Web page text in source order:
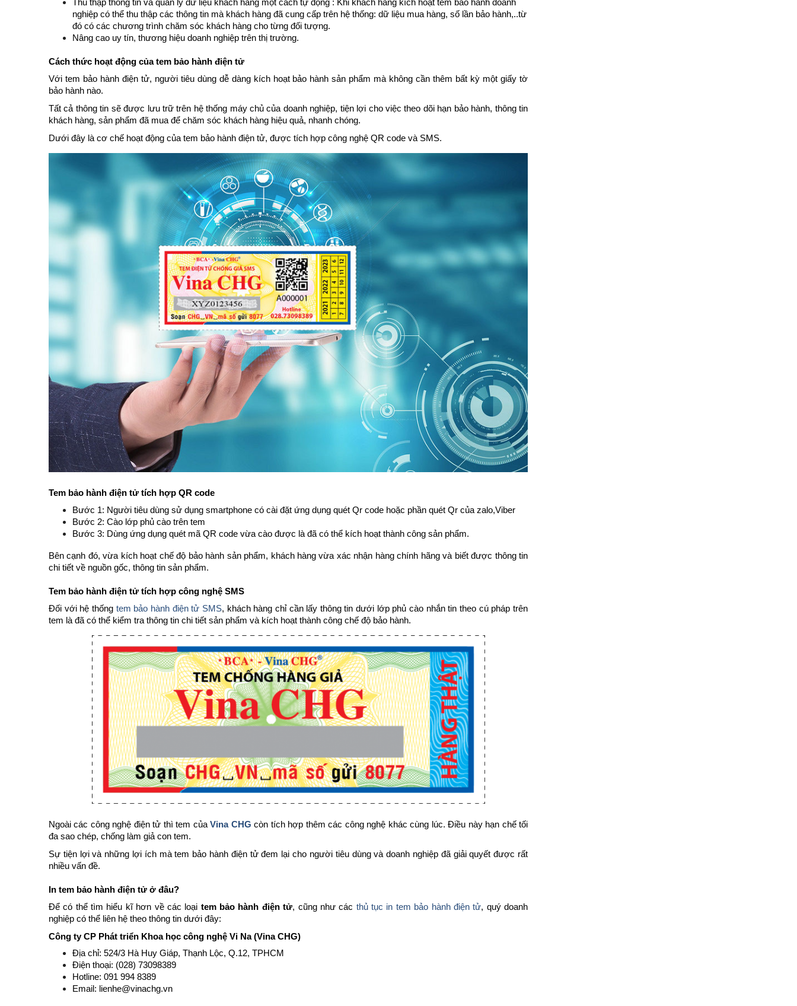
nghiệp có thể thu thập các thông tin mà khách hàng đã cung cấp trên hệ thống: dữ liệu mua hàng, số lần bảo hành,..từ
đó có các chương trình chăm sóc khách hàng cho từng đối tượng.
Nâng cao uy tín, thương hiệu doanh nghiệp trên thị trường.
Cách thức hoạt động của tem bảo hành điện tử
Với tem bảo hành điện tử, người tiêu dùng dễ dàng kích hoạt bảo hành sản phẩm mà không cần thêm bất kỳ một giấy tờ
bảo hành nào.
Tất cả thông tin sẽ được lưu trữ trên hệ thống máy chủ của doanh nghiệp, tiện lợi cho việc theo dõi hạn bảo hành, thông tin
khách hàng, sản phẩm đã mua để chăm sóc khách hàng hiệu quả, nhanh chóng.
Dưới đây là cơ chế hoạt động của tem bảo hành điện tử, được tích hợp công nghệ QR code và SMS.
Tem bảo hành điện tử tích hợp QR code
Bước 1: Người tiêu dùng sử dụng smartphone có cài đặt ứng dụng quét Qr code hoặc phần quét Qr của zalo,Viber
Bước 2: Cào lớp phủ cào trên tem
Bước 3: Dùng ứng dụng quét mã QR code vừa cào được là đã có thể kích hoạt thành công sản phẩm.
Bên cạnh đó, vừa kích hoạt chế độ bảo hành sản phẩm, khách hàng vừa xác nhận hàng chính hãng và biết được thông tin
chi tiết về nguồn gốc, thông tin sản phẩm.
Tem bảo hành điện tử tích hợp công nghệ SMS
Đối với hệ thốngtem bảo hành điện tử SMS, khách hàng chỉ cần lấy thông tin dưới lớp phủ cào nhắn tin theo cú pháp trên
tem là đã có thể kiểm tra thông tin chi tiết sản phẩm và kích hoạt thành công chế độ bảo hành.
Ngoài các công nghệ điện tử thì tem củaVina CHG còn tích hợp thêm các công nghệ khác cùng lúc. Điều này hạn chế tối
đa sao chép, chống làm giả con tem.
Sự tiện lợi và những lợi ích mà tem bảo hành điện tử đem lại cho người tiêu dùng và doanh nghiệp đã giải quyết được rất
nhiều vấn đề.
In tem bảo hành điện tử ở đâu?
Để có thể tìm hiểu kĩ hơn về các loại tem bảo hành điện tử, cũng như các thủ tục in tem bảo hành điện tử, quý doanh
nghiệp có thể liên hệ theo thông tin dưới đây:
Công ty CP Phát triển Khoa học công nghệ Vi Na (Vina CHG)
Địa chỉ: 524/3 Hà Huy Giáp, Thạnh Lộc, Q.12, TPHCM
Điện thoại: (028) 73098389
Hotline: 091 994 8389
Email: lienhe@vinachg.vn